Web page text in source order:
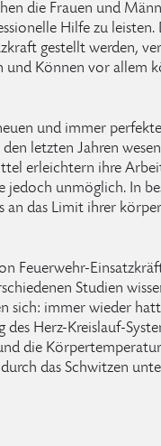
die Frauen und
Hilfe zu leisten.
gestellt werden,
und Können vor allem
und immer
letzten Jahren
erleichtern ihre
jedoch unmöglich. In
an das Limit ihrer
Feuerwehr-
Studien
sich: immer wieder
des Herz-Kreislauf-
die
das Schwitzen